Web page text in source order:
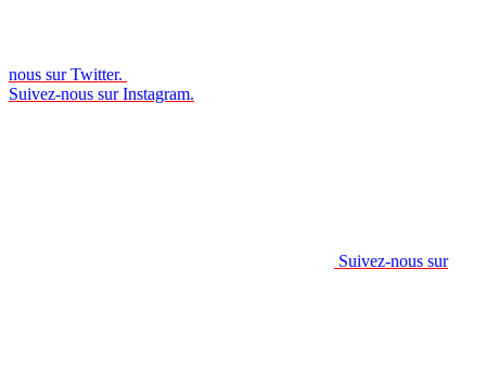
nous sur Twitter.
Suivez-nous sur Instagram.
Suivez-nous sur